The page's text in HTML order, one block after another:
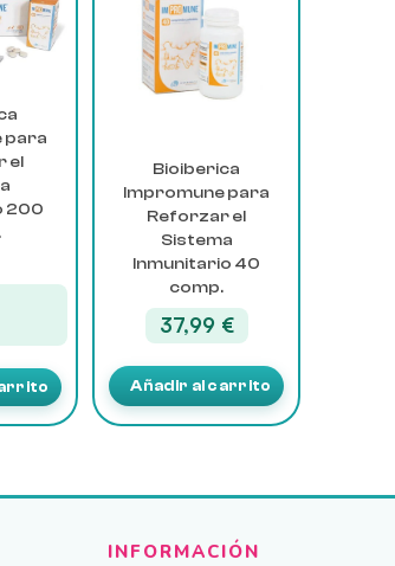
para
el
200
€.
€.
Bioiberica
Impromune para
Reforzar el
Sistema
Inmunitario 40
comp.
37,99 €
Añadir al carrito